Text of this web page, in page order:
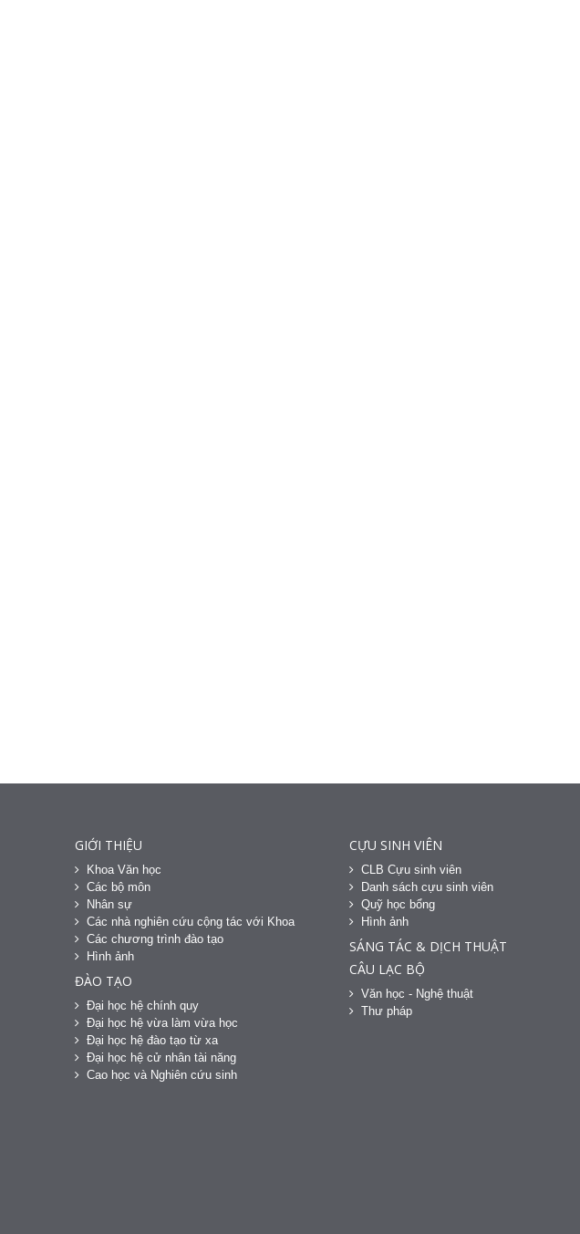
GIỚI THIỆU
Khoa Văn học
Các bộ môn
Nhân sự
Các nhà nghiên cứu cộng tác với Khoa
Các chương trình đào tạo
Hình ảnh
ĐÀO TẠO
Đại học hệ chính quy
Đại học hệ vừa làm vừa học
Đại học hệ đào tạo từ xa
Đại học hệ cử nhân tài năng
Cao học và Nghiên cứu sinh
CỰU SINH VIÊN
CLB Cựu sinh viên
Danh sách cựu sinh viên
Quỹ học bổng
Hình ảnh
SÁNG TÁC & DỊCH THUẬT
CÂU LẠC BỘ
Văn học - Nghệ thuật
Thư pháp